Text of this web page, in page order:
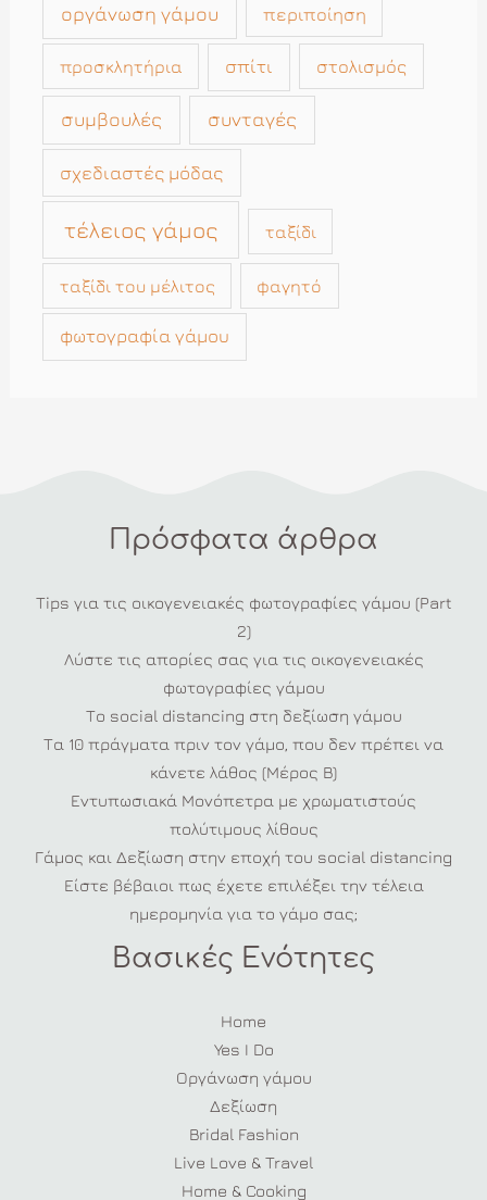
οργάνωση γάμου περιποίηση
προσκλητήρια σπίτι στολισμός
συμβουλές συνταγές
σχεδιαστές μόδας
τέλειος γάμος ταξίδι
ταξίδι του μέλιτος φαγητό
φωτογραφία γάμου
Πρόσφατα άρθρα
Tips για τις οικογενειακές φωτογραφίες γάμου (Part
2)
Λύστε τις απορίες σας για τις οικογενειακές
φωτογραφίες γάμου
Το social distancing στη δεξίωση γάμου
Τα 10 πράγματα πριν τον γάμο, που δεν πρέπει να
κάνετε λάθος (Μέρος Β)
Εντυπωσιακά Μονόπετρα με χρωματιστούς
πολύτιμους λίθους
Γάμος και Δεξίωση στην εποχή του social distancing
Είστε βέβαιοι πως έχετε επιλέξει την τέλεια
ημερομηνία για το γάμο σας;
Βασικές Ενότητες
Home
Yes I Do
Οργάνωση γάμου
Δεξίωση
Bridal Fashion
Live Love & Travel
Home & Cooking